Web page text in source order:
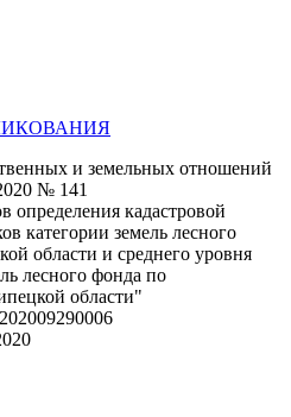
и земельных отношений
№ 141
определения кадастровой
категории земель лесного
области и среднего уровня
лесного фонда по
области"